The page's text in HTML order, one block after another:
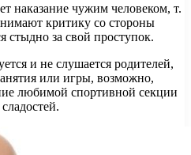
наказание чужим человеком, т.
критику со стороны
стыдно за свой проступок.
и не слушается родителей,
или игры, возможно,
любимой спортивной секции